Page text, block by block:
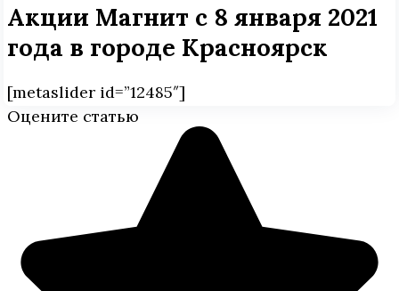
Акции Магнит с 8 января 2021
года в городе Красноярск
[metaslider id=”12485″]
Оцените статью